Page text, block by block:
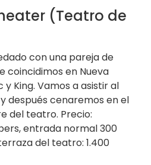
(Teatro de
con una pareja de
coincidimos en Nueva
y King. Vamos a asistir al
después cenaremos en el
del teatro. Precio:
entrada normal 300
del teatro: 1.400